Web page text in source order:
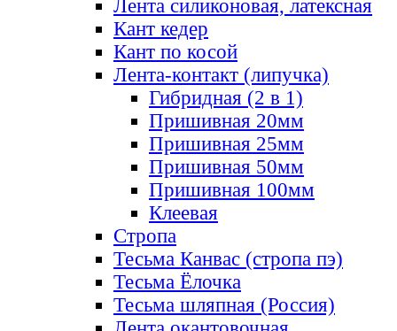
Лента силиконовая, латексная
Кант кедер
Кант по косой
Лента-контакт (липучка)
Гибридная (2 в 1)
Пришивная 20мм
Пришивная 25мм
Пришивная 50мм
Пришивная 100мм
Клеевая
Стропа
Тесьма Канвас (стропа пэ)
Тесьма Ёлочка
Тесьма шляпная (Россия)